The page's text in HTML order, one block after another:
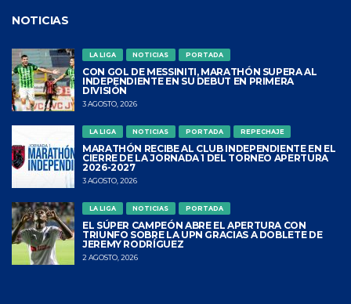
NOTICIAS
LA LIGA NOTICIAS PORTADA
CON GOL DE MESSINITI, MARATHÓN SUPERA AL
INDEPENDIENTE EN SU DEBUT EN PRIMERA
DIVISIÓN
3 AGOSTO, 2026
LA LIGA NOTICIAS PORTADA REPECHAJE
MARATHÓN RECIBE AL CLUB INDEPENDIENTE EN EL
CIERRE DE LA JORNADA 1 DEL TORNEO APERTURA
2026-2027
3 AGOSTO, 2026
LA LIGA NOTICIAS PORTADA
EL SÚPER CAMPEÓN ABRE EL APERTURA CON
TRIUNFO SOBRE LA UPN GRACIAS A DOBLETE DE
JEREMY RODRÍGUEZ
2 AGOSTO, 2026